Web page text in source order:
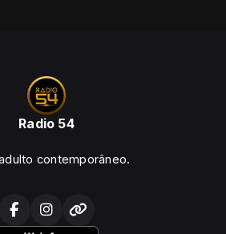
Radio 54
contemporâneo.